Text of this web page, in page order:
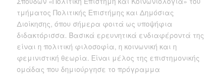
τμήματος Πολιτικής Επιστήμης και Δημόσιας
Διοίκησης, όπου σήμερα φοιτά ως υποψήφια
διδακτόρισσα. Βασικά ερευνητικά ενδιαφέροντά της
είναι η πολιτική φιλοσοφία, η κοινωνική και η
φεμινιστική θεωρία. Είναι μέλος της επιστημονικής
ομάδας που δημιούργησε το πρόγραμμα